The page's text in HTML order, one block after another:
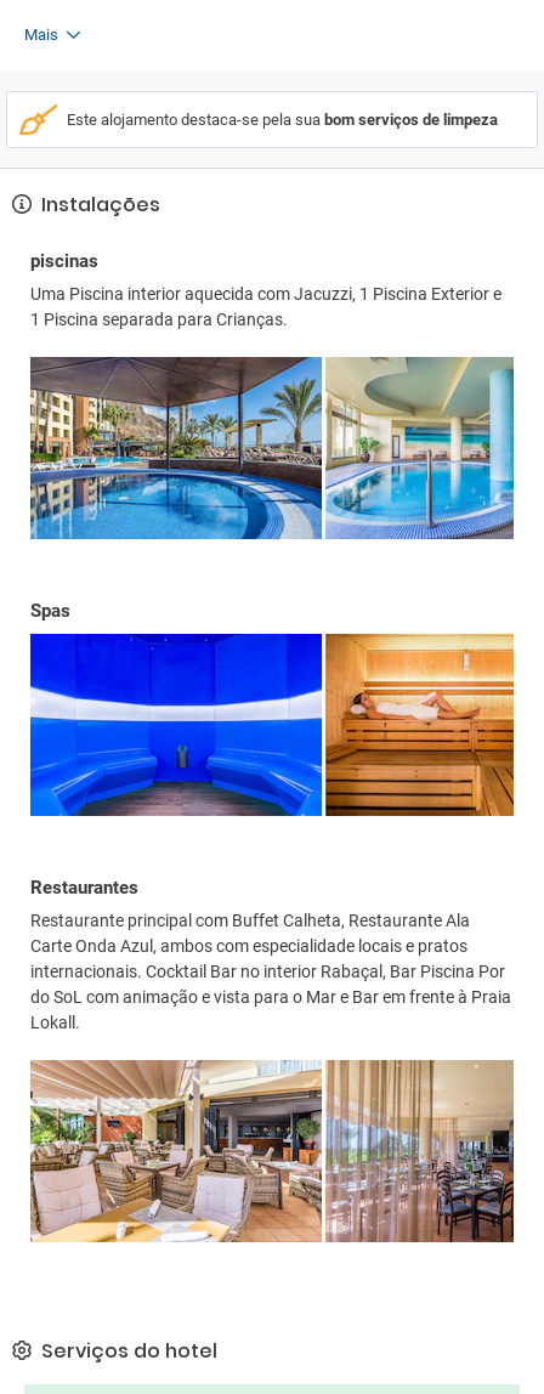
Mais
Este alojamento destaca-se pela sua bom serviços de limpeza
Instalações
piscinas
Uma Piscina interior aquecida com Jacuzzi, 1 Piscina Exterior e
1 Piscina separada para Crianças.
Spas
Restaurantes
Restaurante principal com Buffet Calheta, Restaurante Ala
Carte Onda Azul, ambos com especialidade locais e pratos
internacionais. Cocktail Bar no interior Rabaçal, Bar Piscina Por
do SoL com animação e vista para o Mar e Bar em frente à Praia
Lokall.
Serviços do hotel